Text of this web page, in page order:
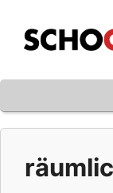
Inhalt
springen